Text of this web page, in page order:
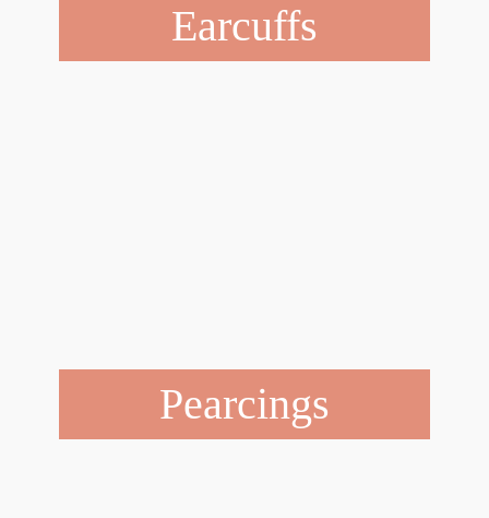
Earcuffs
Pearcings